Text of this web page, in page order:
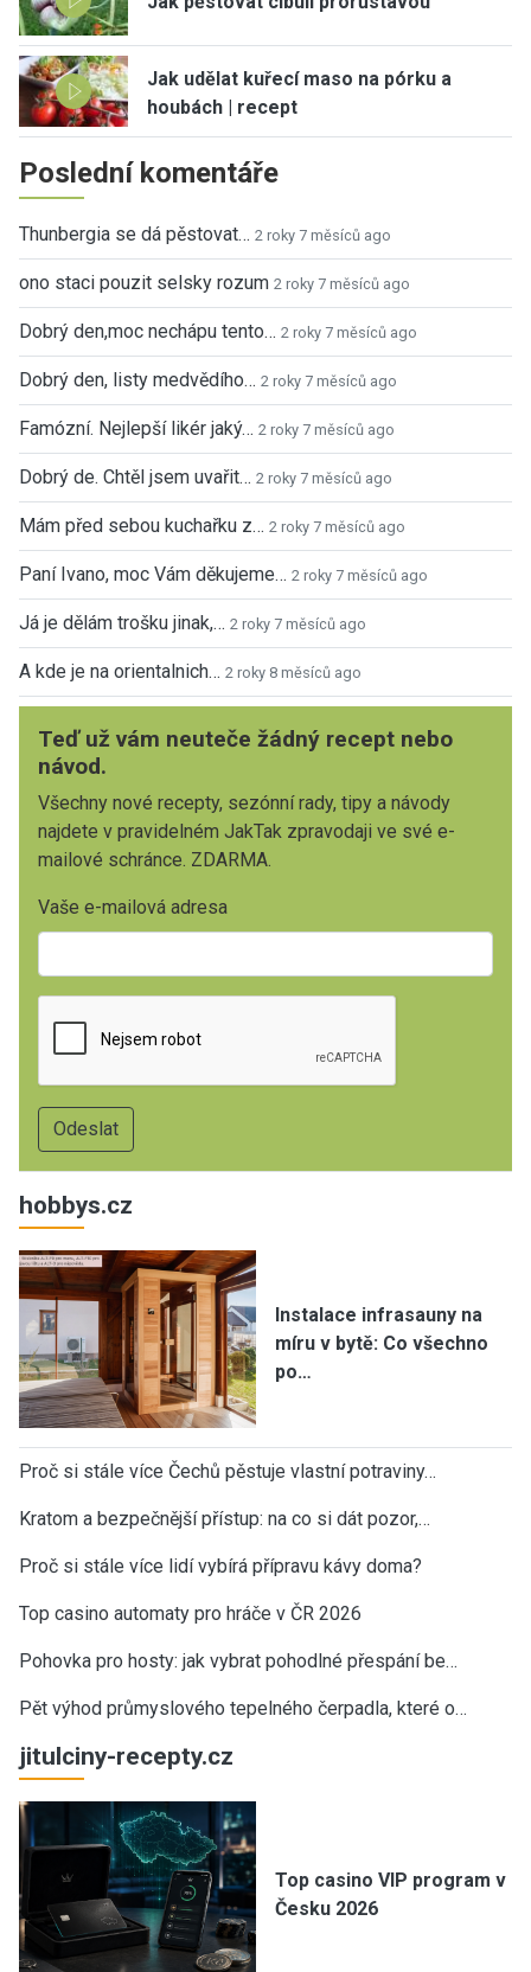
Jak udělat kuřecí maso na pórku a
houbách | recept
Poslední komentáře
Thunbergia se dá pěstovat… 2 roky 7 měsíců ago
ono staci pouzit selsky rozum 2 roky 7 měsíců ago
Dobrý den,moc nechápu tento… 2 roky 7 měsíců ago
Dobrý den, listy medvědího… 2 roky 7 měsíců ago
Famózní. Nejlepší likér jaký… 2 roky 7 měsíců ago
Dobrý de. Chtěl jsem uvařit… 2 roky 7 měsíců ago
Mám před sebou kuchařku z… 2 roky 7 měsíců ago
Paní Ivano, moc Vám děkujeme… 2 roky 7 měsíců ago
Já je dělám trošku jinak,… 2 roky 7 měsíců ago
A kde je na orientalnich… 2 roky 8 měsíců ago
Teď už vám neuteče žádný recept nebo
návod.
Všechny nové recepty, sezónní rady, tipy a návody
najdete v pravidelném JakTak zpravodaji ve své e-
mailové schránce. ZDARMA.
Vaše e-mailová adresa
hobbys.cz
Instalace infrasauny na
míru v bytě: Co všechno
po…
Proč si stále více Čechů pěstuje vlastní potraviny…
Kratom a bezpečnější přístup: na co si dát pozor,…
Proč si stále více lidí vybírá přípravu kávy doma?
Top casino automaty pro hráče v ČR 2026
Pohovka pro hosty: jak vybrat pohodlné přespání be…
Pět výhod průmyslového tepelného čerpadla, které o…
jitulciny-recepty.cz
Top casino VIP program v
Česku 2026